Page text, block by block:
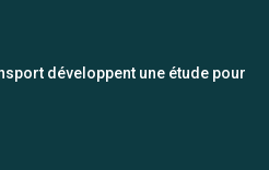
développent une étude pour